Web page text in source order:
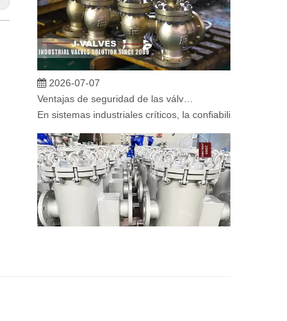
2026-07-07
En sistemas industriales críticos, la confiabilidad de las